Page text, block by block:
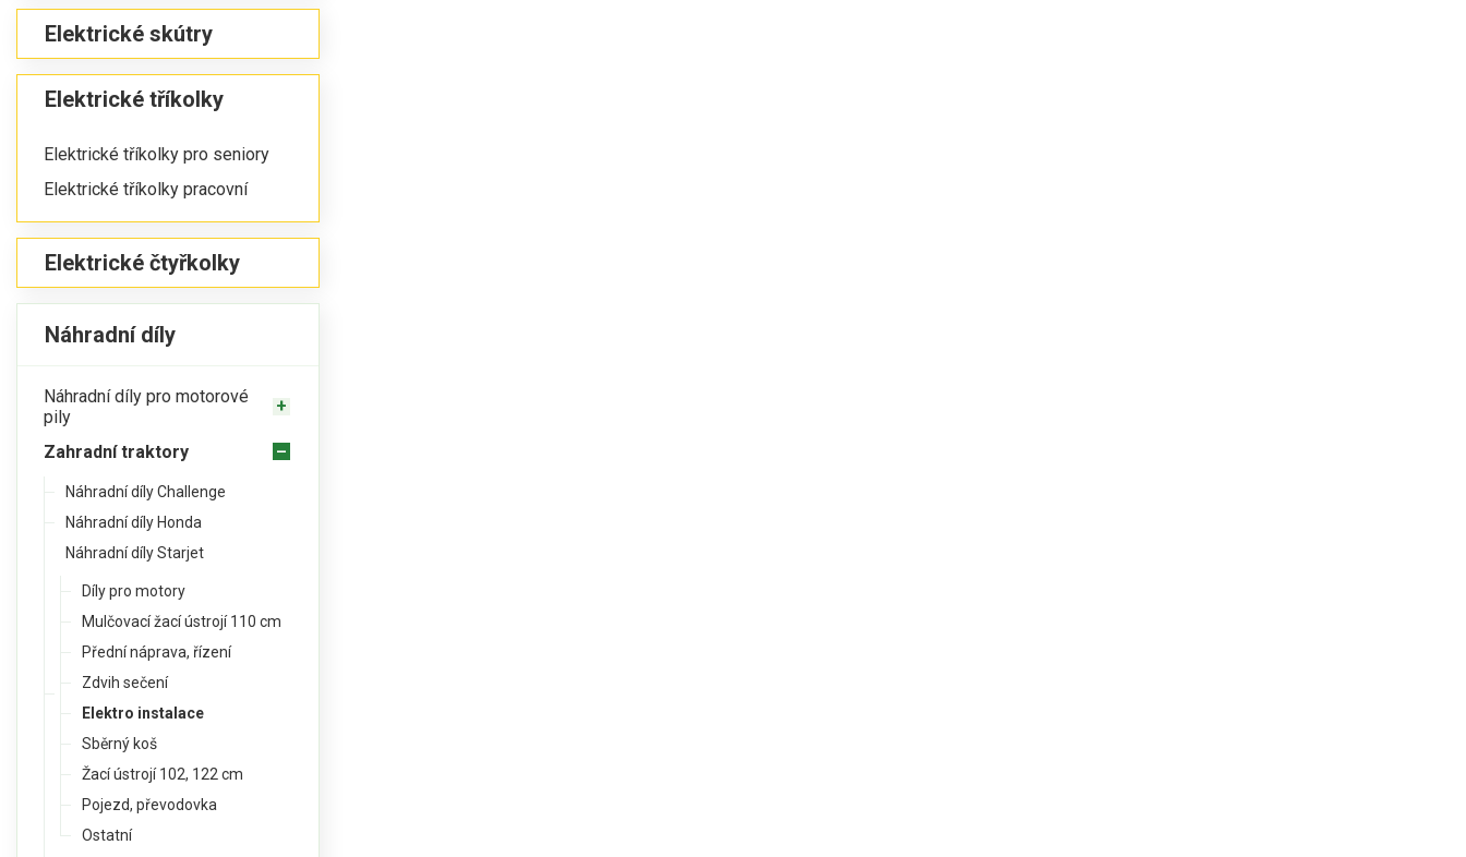
Elektrické skútry
Elektrické tříkolky
Elektrické tříkolky pro seniory
Elektrické tříkolky pracovní
Elektrické čtyřkolky
Náhradní díly
Náhradní díly pro motorové
pily
Zahradní traktory
Náhradní díly Challenge
Náhradní díly Honda
Náhradní díly Starjet
Díly pro motory
Mulčovací žací ústrojí 110 cm
Přední náprava, řízení
Zdvih sečení
Elektro instalace
Sběrný koš
Žací ústrojí 102, 122 cm
Pojezd, převodovka
Ostatní